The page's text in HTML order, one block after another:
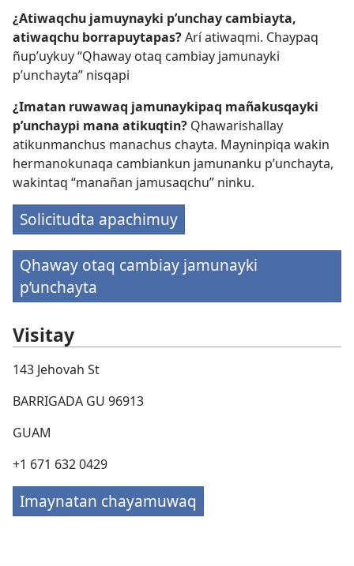
¿Atiwaqchu jamuynayki p’unchay cambiayta,
atiwaqchu borrapuytapas?Arí atiwaqmi. Chaypaq
ñup’uykuy “Qhaway otaq cambiay jamunayki
p’unchayta” nisqapi
¿Imatan ruwawaq jamunaykipaq mañakusqayki
p’unchaypi mana atikuqtin? Qhawarishallay
atikunmanchus manachus chayta. Mayninpiqa wakin
hermanokunaqa cambiankun jamunanku p’unchayta,
wakintaq “manañan jamusaqchu” ninku.
Solicitudta apachimuy
Qhaway otaq cambiay jamunayki
p’unchayta
Visitay
143 Jehovah St
BARRIGADA GU 96913
GUAM
+1 671 632 0429
Imaynatan chayamuwaq